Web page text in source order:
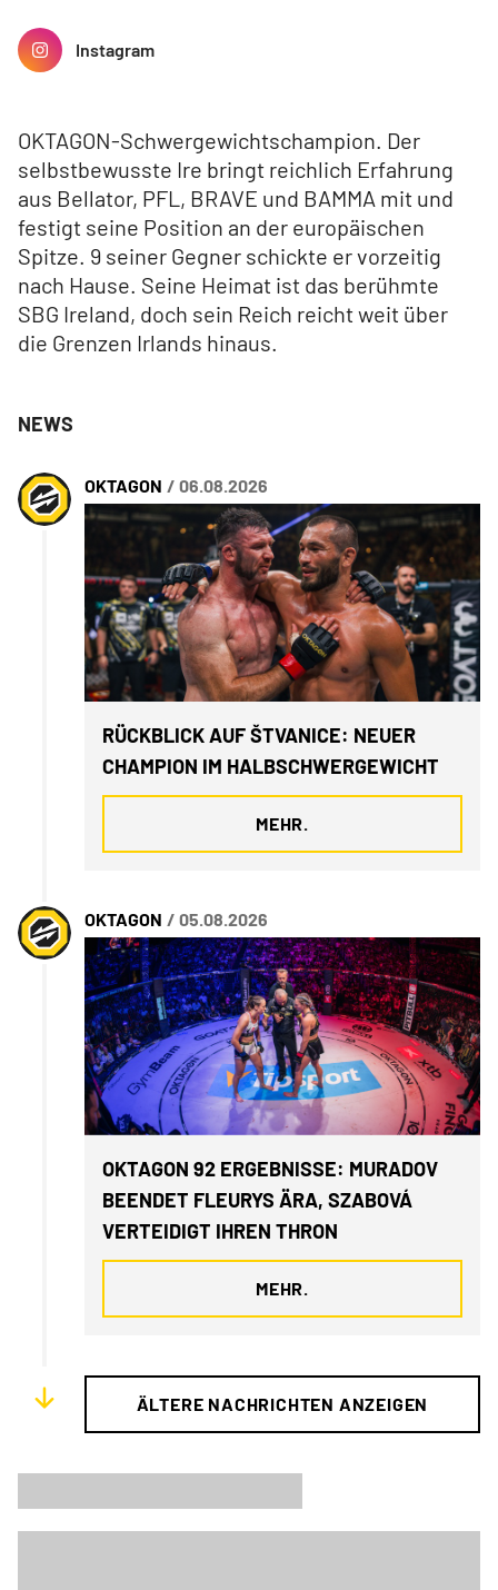
Instagram
OKTAGON-Schwergewichtschampion. Der
selbstbewusste Ire bringt reichlich Erfahrung
aus Bellator, PFL, BRAVE und BAMMA mit und
festigt seine Position an der europäischen
Spitze. 9 seiner Gegner schickte er vorzeitig
nach Hause. Seine Heimat ist das berühmte
SBG Ireland, doch sein Reich reicht weit über
die Grenzen Irlands hinaus.
NEWS
OKTAGON / 06.08.2026
RÜCKBLICK AUF ŠTVANICE: NEUER
CHAMPION IM HALBSCHWERGEWICHT
MEHR.
OKTAGON / 05.08.2026
OKTAGON 92 ERGEBNISSE: MURADOV
BEENDET FLEURYS ÄRA, SZABOVÁ
VERTEIDIGT IHREN THRON
MEHR.
ÄLTERE NACHRICHTEN ANZEIGEN